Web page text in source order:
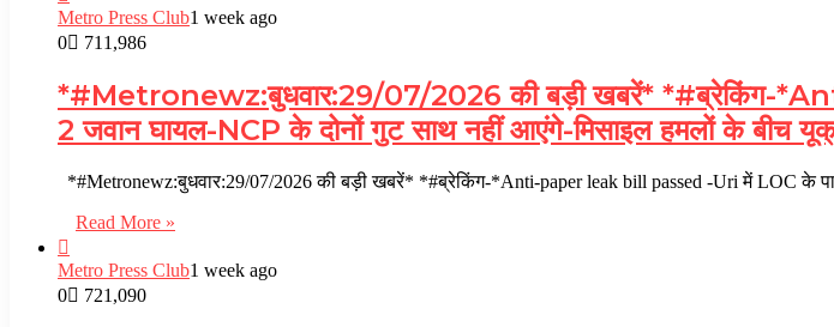
Metro Press Club1 week ago
0
711,986
*#Metronewz:बुधवार:29/07/2026 की बड़ी खबरें*
2 जवान घायल-NCP के दोनों गुट साथ नहीं आएंगे-मिसाइल हमलों के बीच
*#Metronewz:बुधवार:29/07/2026 की बड़ी खबरें* *#ब्रेकिंग-*Anti-paper leak bill passed -Uri में LOC के
Read More »
Metro Press Club1 week ago
0
721,090